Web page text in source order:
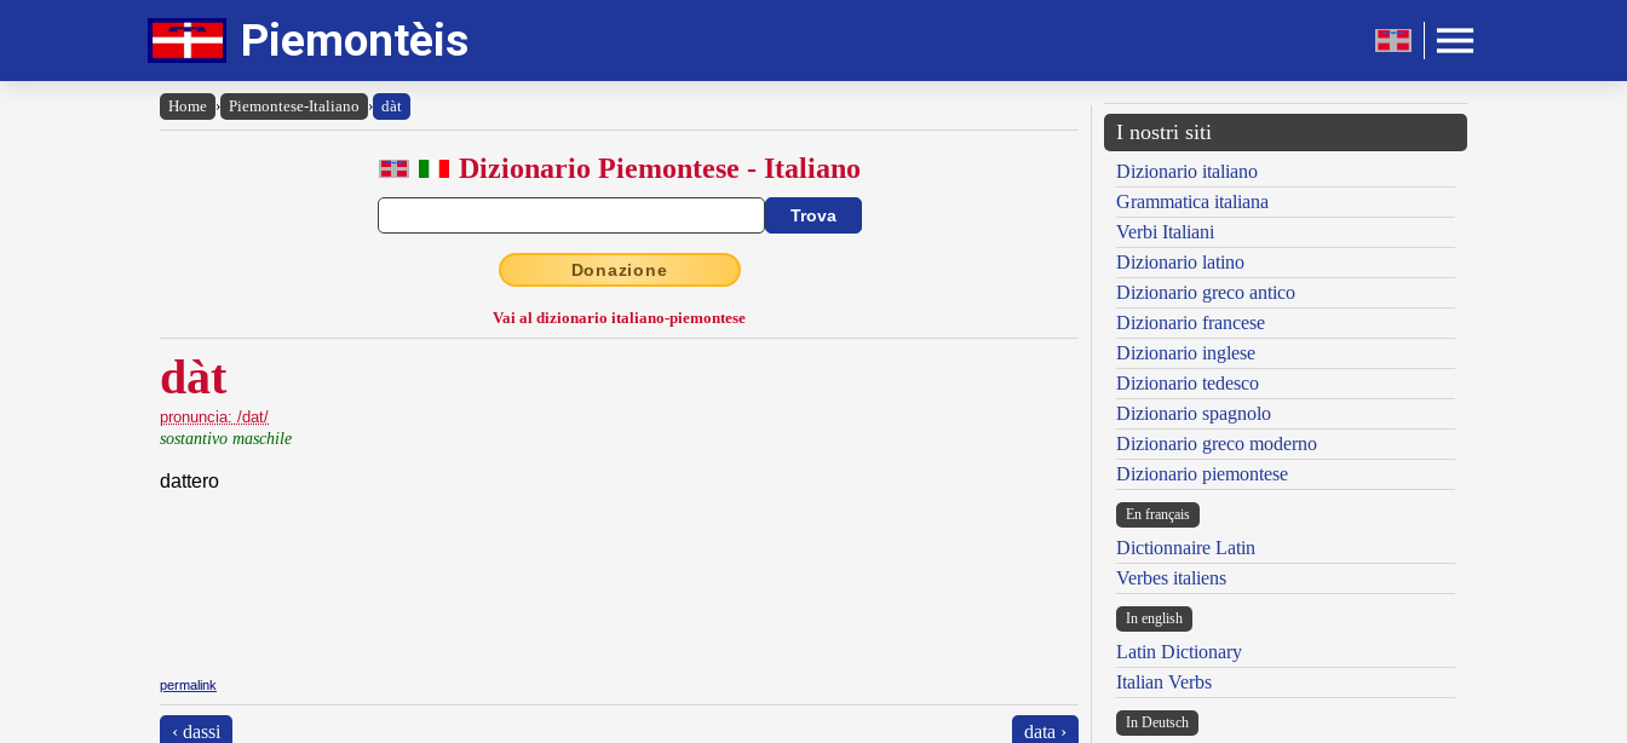
Piemontèis
Home › Piemontese-Italiano › dàt
Dizionario Piemontese - Italiano
Donazione
Vai al dizionario italiano-piemontese
dàt
pronuncia: /dat/
sostantivo maschile
dattero
permalink
‹ dassi data ›
I nostri siti
Dizionario italiano
Grammatica italiana
Verbi Italiani
Dizionario latino
Dizionario greco antico
Dizionario francese
Dizionario inglese
Dizionario tedesco
Dizionario spagnolo
Dizionario greco moderno
Dizionario piemontese
En français
Dictionnaire Latin
Verbes italiens
In english
Latin Dictionary
Italian Verbs
In Deutsch